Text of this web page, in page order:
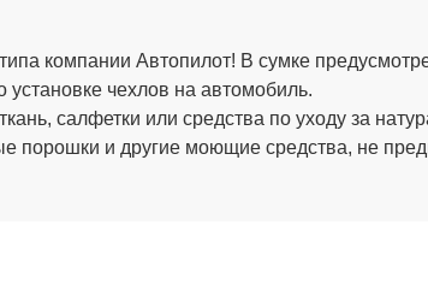
компании Автопилот! В сумке
чехлов на автомобиль.
салфетки или средства по уходу за
порошки и другие моющие средства, не